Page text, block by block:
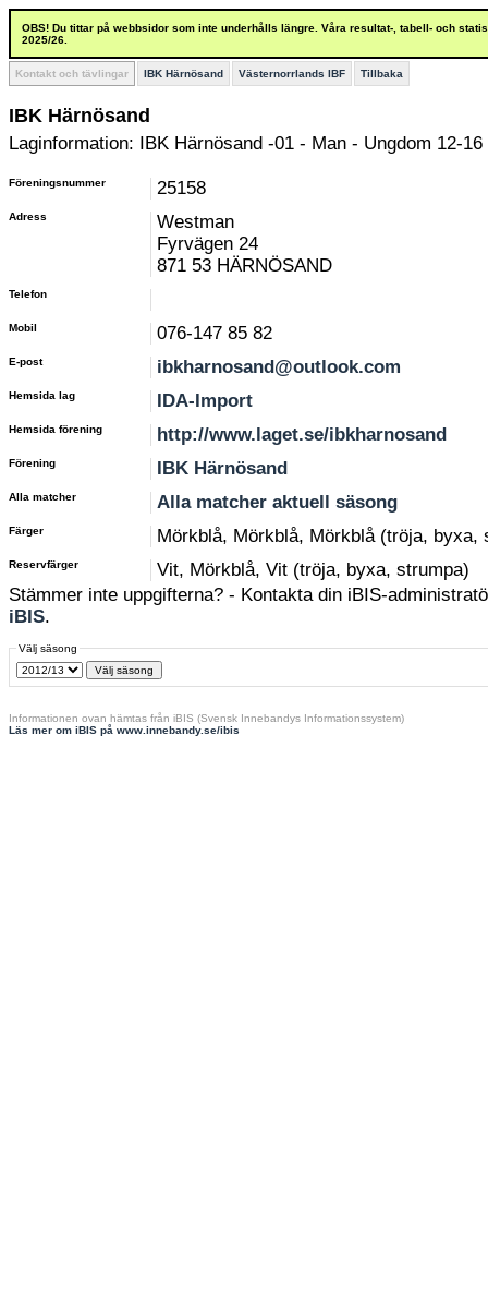
OBS! Du tittar på webbsidor som inte underhålls längre. Våra resultat-, tabell- och
2025/26.
Kontakt och tävlingar IBK Härnösand Västernorrlands IBF Tillbaka
IBK Härnösand
Laginformation: IBK Härnösand -01 - Man - Ungdom 12-16
Föreningsnummer 25158
Adress
Westman
Fyrvägen 24
871 53 HÄRNÖSAND
Telefon
Mobil 076-147 85 82
E-post ibkharnosand@outlook.com
Hemsida lag IDA-Import
Hemsida förening http://www.laget.se/ibkharnosand
Förening IBK Härnösand
Alla matcher Alla matcher aktuell säsong
Färger Mörkblå, Mörkblå, Mörkblå (tröja, byxa,
Reservfärger
Vit, Mörkblå, Vit (tröja, byxa, strumpa)
Stämmer inte uppgifterna? - Kontakta din iBIS-
iBIS.
Välj säsong
Informationen ovan hämtas från iBIS (Svensk Innebandys Informationssystem)
Läs mer om iBIS på www.innebandy.se/ibis